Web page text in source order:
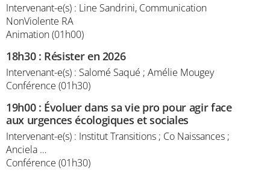
Intervenant-e(s) : Line Sandrini, Communication
NonViolente RA
Animation (01h00)
18h30: Résister en 2026
Intervenant-e(s) : Salomé Saqué ; Amélie Mougey
Conférence (01h30)
19h00: Évoluer dans sa vie pro pour agir face
aux urgences écologiques et sociales
Intervenant-e(s) : Institut Transitions ; Co Naissances ;
Anciela …
Conférence (01h30)